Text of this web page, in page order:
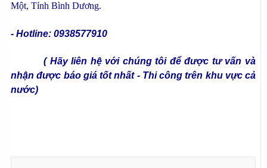
Một, Tỉnh Bình Dương.
- Hotline: 0938577910
( Hãy liên hệ với chúng tôi để được tư vấn và
nhận được báo giá tốt nhất - Thi công trên khu vực cả
nước)